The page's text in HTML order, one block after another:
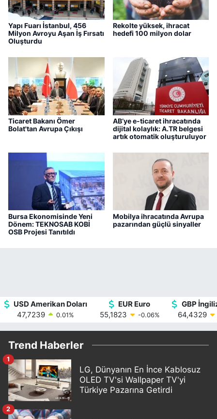
Yapı Fuarı İstanbul, 456
Milyon Avroyu Aşan İş Fırsatı
Oluşturdu
Rekolte yüksek, ihracat
hedefi 100 milyon dolar
Ticaret Bakanı Ömer
Bolat'tan Avrupa Çıkışı
AB’ye e-ticaret ihracatında
dijital kolaylık: A.TR belgesi
artık otomatik oluşturuluyor
Bursa Ekonomisinde Yeni
Dönem: TEKNOSAB KOBİ
OSB Projesi Tanıtıldı
Mobilya ihracatında Avrupa
pazarından güçlü sinyaller
USD Amerikan Doları
47,7239
0.01%
EUR Euro
55,1823
-0.06%
GBP
64,4329
Trend Haberler
LG, Dünyanın En İnce Kablosuz
OLED TV'si Wallpaper TV'yi
Türkiye Pazarına Getirdi
1
2